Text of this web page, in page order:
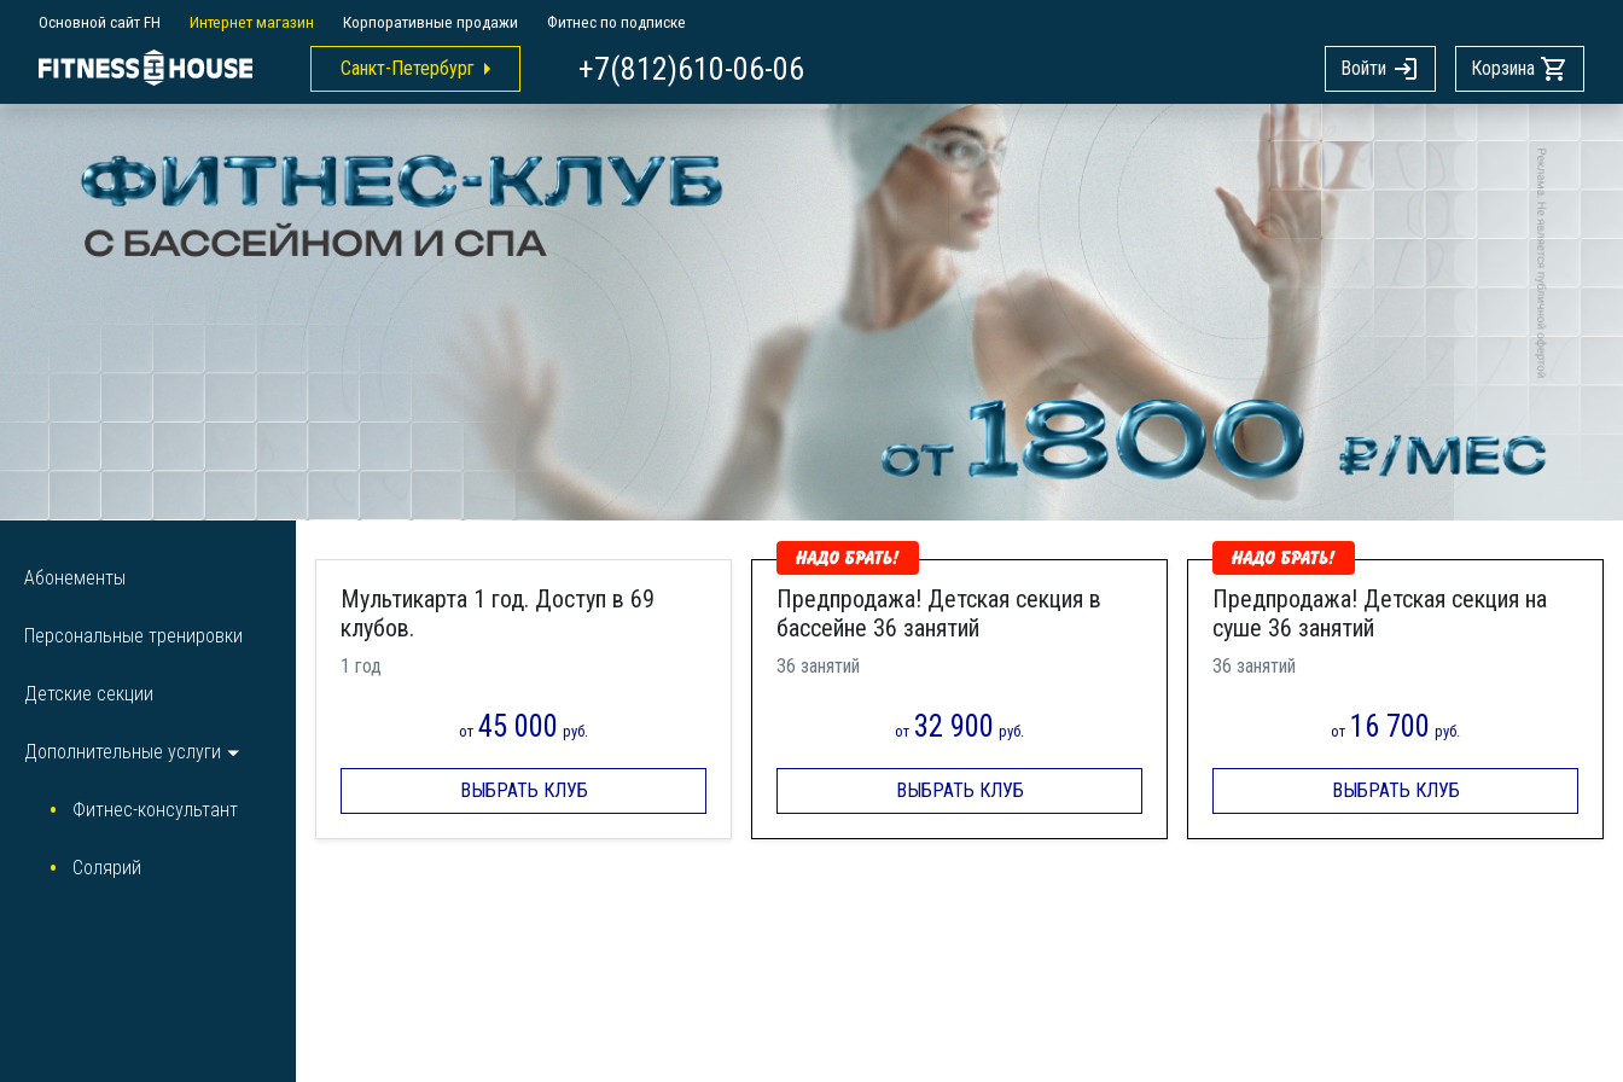
Основной сайт FH Интернет магазин Корпоративные продажи Фитнес по подписке
Санкт-Петербург +7(812)610-06-06 Войти Корзина
Абонементы
Персональные тренировки
Детские секции
Дополнительные услуги
Фитнес-консультант
Солярий
Мультикарта 1 год. Доступ в 69
клубов.
1 год
от 45 000 руб.
ВЫБРАТЬ КЛУБ
Предпродажа! Детская секция в
бассейне 36 занятий
36 занятий
от 32 900 руб.
ВЫБРАТЬ КЛУБ
Предпродажа! Детская секция на
суше 36 занятий
36 занятий
от 16 700 руб.
ВЫБРАТЬ КЛУБ